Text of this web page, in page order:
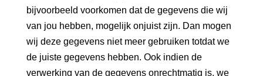
bijvoorbeeld voorkomen dat de gegevens die wij
van jou hebben, mogelijk onjuist zijn. Dan mogen
wij deze gegevens niet meer gebruiken totdat we
de juiste gegevens hebben. Ook indien de
verwerking van de gegevens onrechtmatig is, we